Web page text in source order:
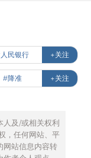
民银行 +关注
#降准 +关注
人及/或相关权利
，任何网站、平
网站信息内容转